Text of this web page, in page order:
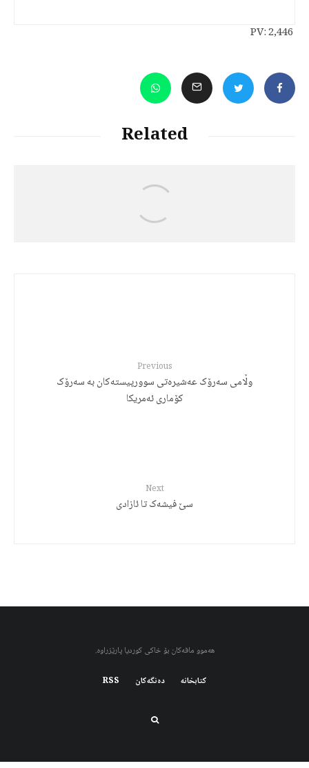
PV:2,446
Related
Previous
وڵامی سەرۆک عەشیرەتی سوورپیستەکان بە سەرۆک
کۆماری ئەمریکا
Next
سێ فیشەک تا ئازادی
هەموو مافەکان بۆ خاکی کوردیا پارێزراوە.
کتابخانه دەنگەکان RSS